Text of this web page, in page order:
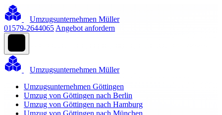
Umzugsunternehmen Müller
01579-2644065 Angebot anfordern
Umzugsunternehmen Müller
Umzugsunternehmen Göttingen
Umzug von Göttingen nach Berlin
Umzug von Göttingen nach Hamburg
Umzug von Göttingen nach München